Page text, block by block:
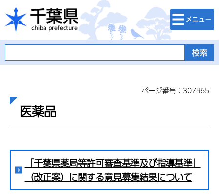
千葉県
検索・メニュ
ー
ページ番号：307865
医薬品
「千葉県薬局等許可審査基準及び指導基準」
（改正案）に関する意見募集結果について